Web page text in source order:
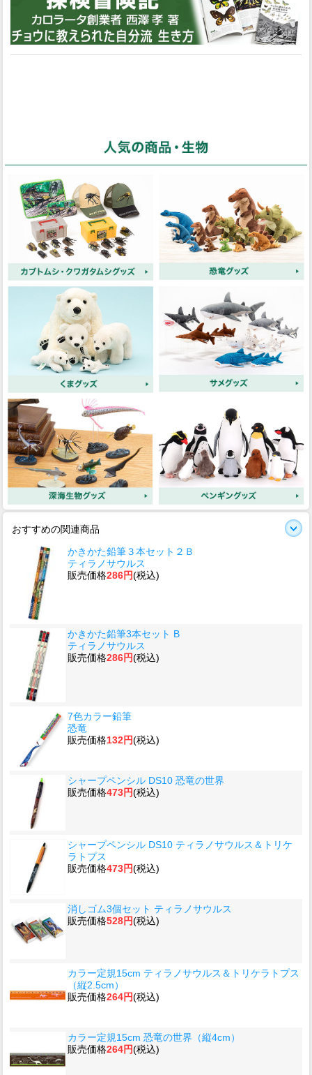
おすすめの関連商品
かきかた鉛筆３本セット２Ｂ
ティラノサウルス
販売価格286円(税込)
かきかた鉛筆3本セット B
ティラノサウルス
販売価格286円(税込)
7色カラー鉛筆
恐竜
販売価格132円(税込)
シャープペンシル DS10 恐竜の世界
販売価格473円(税込)
シャープペンシル DS10 ティラノサウルス＆トリケ
ラトプス
販売価格473円(税込)
消しゴム3個セット ティラノサウルス
販売価格528円(税込)
カラー定規15cm ティラノサウルス＆トリケラトプス
（縦2.5cm）
販売価格264円(税込)
カラー定規15cm 恐竜の世界（縦4cm）
販売価格264円(税込)